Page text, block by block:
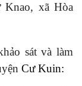
xã Hòa
sát và làm
Cư Kuin: